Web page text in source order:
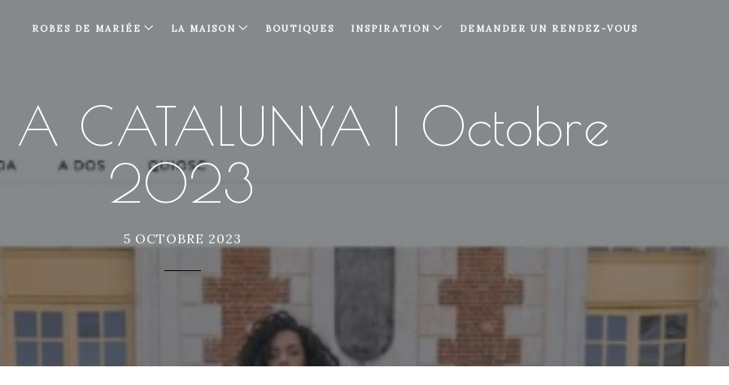
ROBES DE MARIÉE LA MAISON BOUTIQUES INSPIRATION DEMANDER UN RENDEZ-VOUS
A CATALUNYA | Octobre
2023
5 OCTOBRE 2023